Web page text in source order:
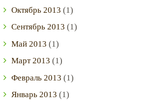
Октябрь 2013 (1)
Сентябрь 2013 (1)
Май 2013 (1)
Март2013 (1)
Февраль 2013 (1)
Январь 2013 (1)